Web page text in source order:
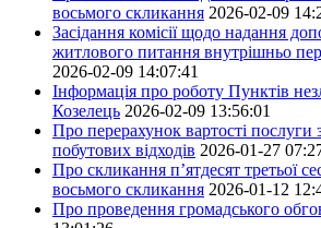
восьмого скликання 2026-02-09
Засідання комісії щодо надання
житлового питання внутрішньо
2026-02-09 14:07:41
Інформація про роботу Пунктів
Козелець 2026-02-09 13:56:01
Про перерахунок вартості послуги
побутових відходів 2026-01-27
Про скликання п’ятдесят третьої
восьмого скликання 2026-01-12
Про проведення громадського